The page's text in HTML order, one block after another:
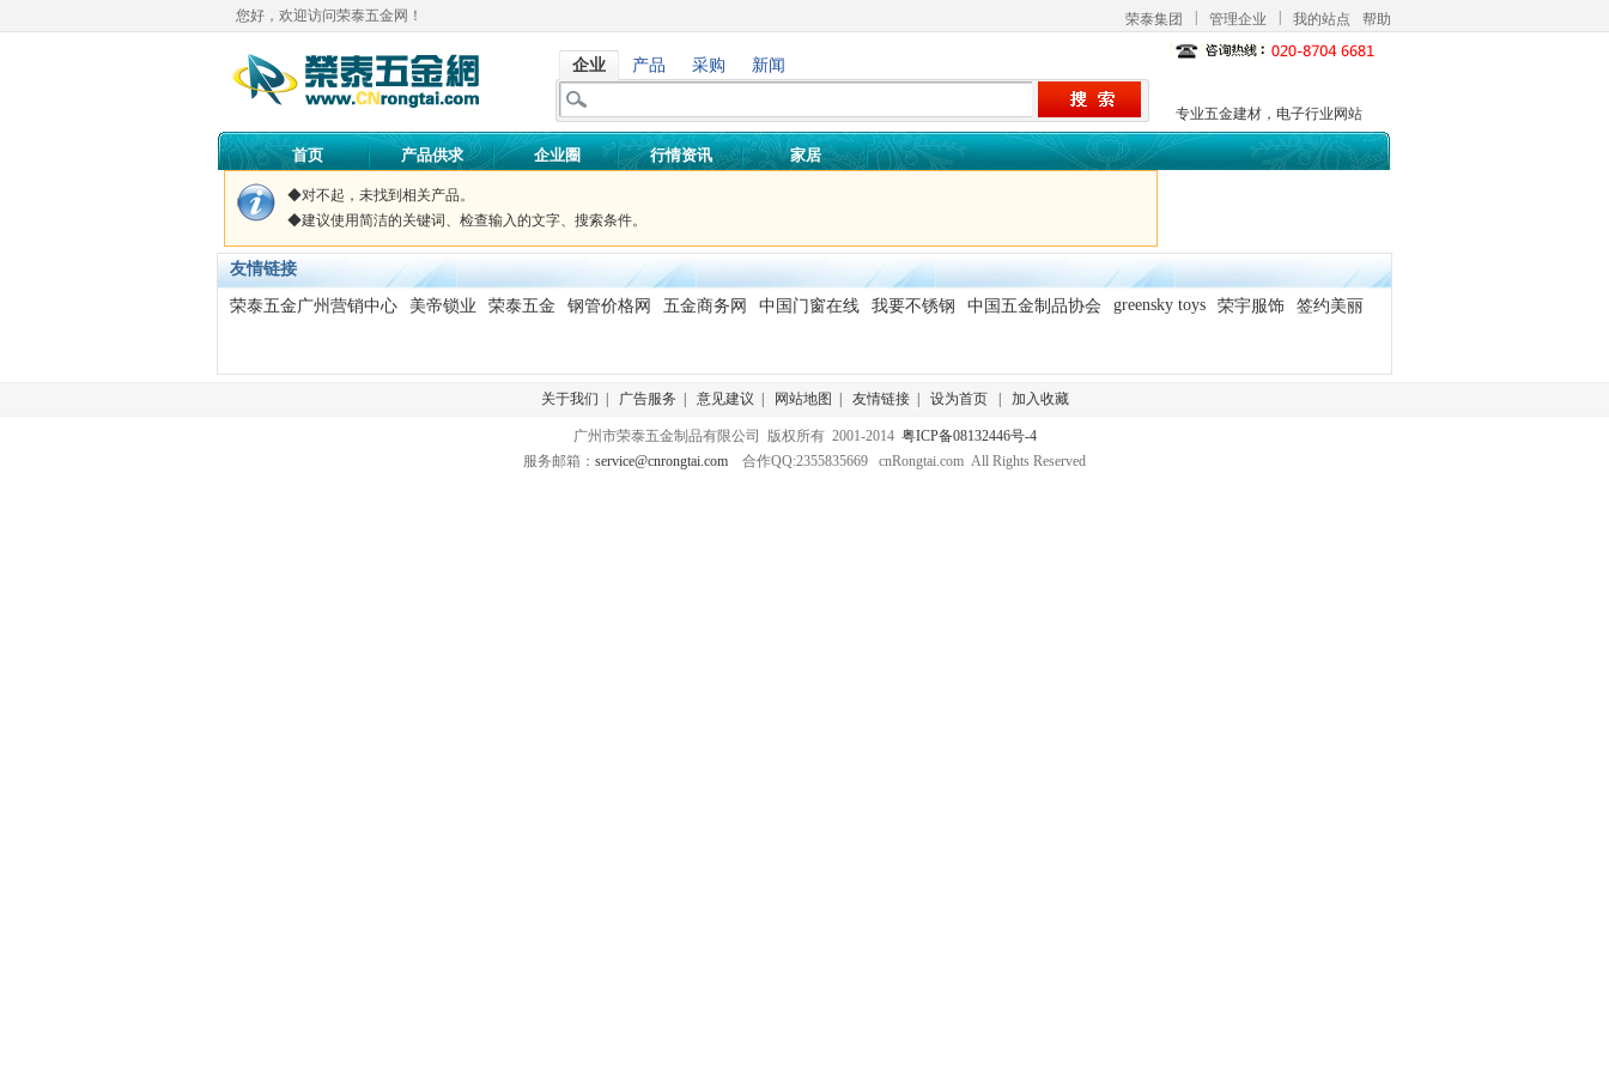
您好，欢迎访问荣泰五金网！ 荣泰集团 管理企业 我的站点 帮助
企业 产品 采购 新闻
专业五金建材，电子行业网站
首页 产品供求 企业圈 行情资讯 家居
◆对不起，未找到 相关产品。
◆建议使用简洁的关键词、检查输入的文字、搜索条件。
友情链接
荣泰五金广州营销中心 美帝锁业 荣泰五金 钢管价格网 五金商务网 中国门窗在线 我要不锈钢 中国五金制品协会 greensky toys 荣宇服饰 签约美丽
关于我们 广告服务 意见建议 网站地图 友情链接 设为首页 加入收藏
广州市荣泰五金制品有限公司 版权所有 2001-2014 粤ICP备08132446号-4
服务邮箱： service@cnrongtai.com 合作QQ:2355835669 cnRongtai.com All Rights Reserved